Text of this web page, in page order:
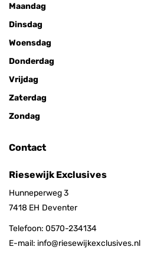
Maandag
Dinsdag
Woensdag
Donderdag
Vrijdag
Zaterdag
Zondag
Contact
Riesewijk Exclusives
Hunneperweg 3
7418 EH Deventer
Telefoon: 0570-234134
E-mail: info@riesewijkexclusives.nl